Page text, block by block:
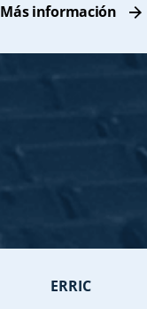
Más información
ERRIC